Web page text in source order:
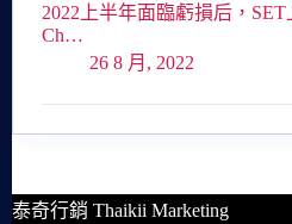
2022上半年面臨虧損后，
Ch…
26 8 月, 2022
泰奇行銷 Thaikii Marketing